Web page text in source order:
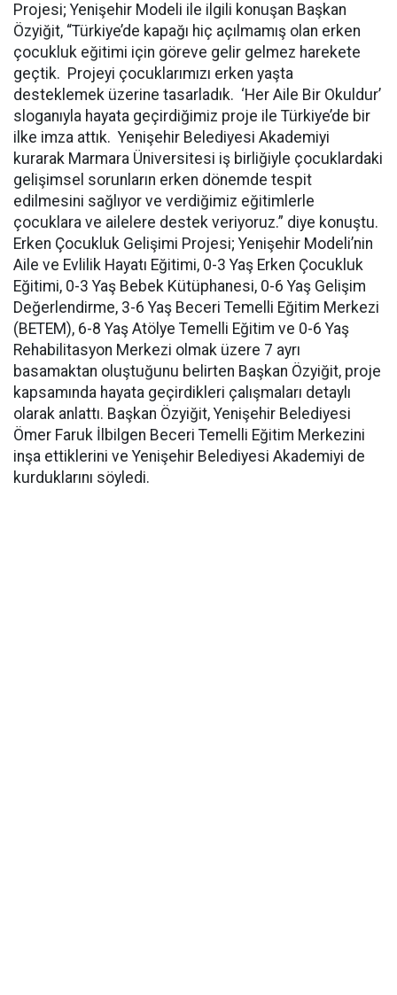
Projesi; Yenişehir Modeli ile ilgili konuşan Başkan
Özyiğit, “Türkiye’de kapağı hiç açılmamış olan erken
çocukluk eğitimi için göreve gelir gelmez harekete
geçtik. Projeyi çocuklarımızı erken yaşta
desteklemek üzerine tasarladık. ‘Her Aile Bir Okuldur’
sloganıyla hayata geçirdiğimiz proje ile Türkiye’de bir
ilke imza attık. Yenişehir Belediyesi Akademiyi
kurarak Marmara Üniversitesi iş birliğiyle çocuklardaki
gelişimsel sorunların erken dönemde tespit
edilmesini sağlıyor ve verdiğimiz eğitimlerle
çocuklara ve ailelere destek veriyoruz.” diye konuştu.
Erken Çocukluk Gelişimi Projesi; Yenişehir Modeli’nin
Aile ve Evlilik Hayatı Eğitimi, 0-3 Yaş Erken Çocukluk
Eğitimi, 0-3 Yaş Bebek Kütüphanesi, 0-6 Yaş Gelişim
Değerlendirme, 3-6 Yaş Beceri Temelli Eğitim Merkezi
(BETEM), 6-8 Yaş Atölye Temelli Eğitim ve 0-6 Yaş
Rehabilitasyon Merkezi olmak üzere 7 ayrı
basamaktan oluştuğunu belirten Başkan Özyiğit, proje
kapsamında hayata geçirdikleri çalışmaları detaylı
olarak anlattı. Başkan Özyiğit, Yenişehir Belediyesi
Ömer Faruk İlbilgen Beceri Temelli Eğitim Merkezini
inşa ettiklerini ve Yenişehir Belediyesi Akademiyi de
kurduklarını söyledi.